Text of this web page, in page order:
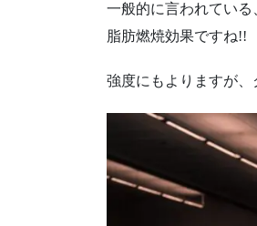
一般的に言われてい
脂肪燃焼効果ですね!!
強度にもよりますが